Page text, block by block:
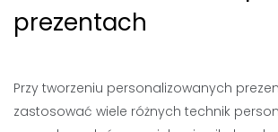
prezentach
Przy tworzeniu personalizowanych
zastosować wiele różnych technik